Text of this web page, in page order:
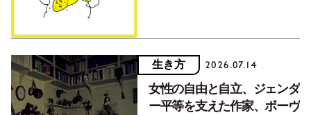
生き方 2026.07.14
女性の自由と自立、ジェンダ
ー平等を支えた作家、ボーヴ